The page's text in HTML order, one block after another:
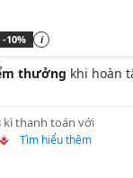
-10% i
thưởng khi hoàn
kì thanh toán với
Tìm hiểu thêm